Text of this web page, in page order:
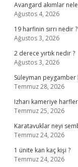
Avangard akımlar
Ağustos 4, 2026
19 harfinin sırrı nedir ?
Ağustos 3, 2026
2 derece yırtık nedir ?
Ağustos 3, 2026
Süleyman peygamber
Temmuz 28, 2026
Izharı kameriye
Temmuz 25, 2026
Karatavuklar neyi
Temmuz 24, 2026
1 ünite kan kaç kişi ?
Temmuz 24, 2026